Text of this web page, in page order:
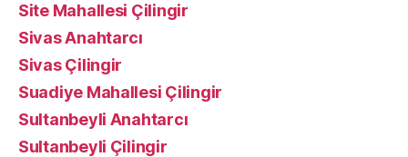
Site Mahallesi Çilingir
Sivas Anahtarcı
Sivas Çilingir
Suadiye Mahallesi Çilingir
Sultanbeyli Anahtarcı
Sultanbeyli Çilingir